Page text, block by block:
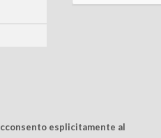
esplicitamente al